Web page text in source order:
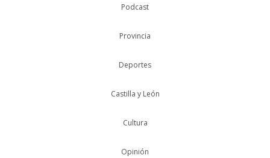
Podcast
Provincia
Deportes
Castilla y León
Cultura
Opinión